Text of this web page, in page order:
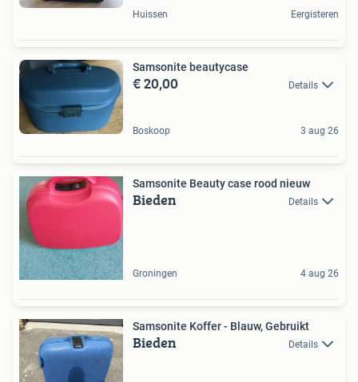
Huissen Eergisteren
Samsonite beautycase
€ 20,00 Details
Boskoop 3 aug 26
Samsonite Beauty case rood nieuw
Bieden Details
Groningen 4 aug 26
Samsonite Koffer - Blauw, Gebruikt
Bieden Details